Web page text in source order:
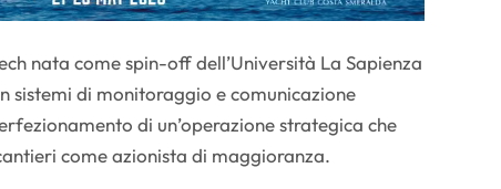
nata come spin-off dell’Università La Sapienza
sistemi di monitoraggio e comunicazione
di un’operazione strategica che
come azionista di maggioranza.